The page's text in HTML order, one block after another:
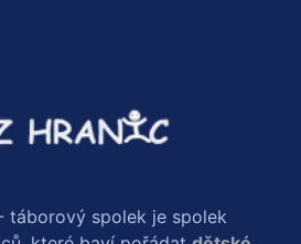
táborový spolek je spolek